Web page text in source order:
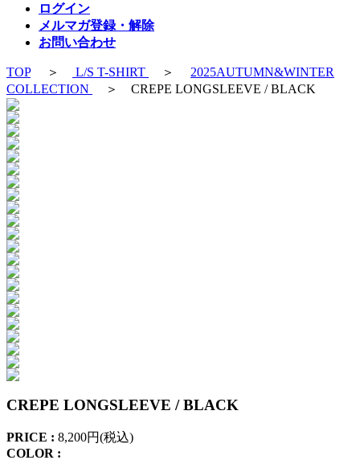
ログイン
メルマガ登録・解除
お問い合わせ
TOP＞ L/S T-SHIRT ＞ 2025AUTUMN&WINTER
COLLECTION
＞ CREPE LONGSLEEVE / BLACK
CREPE LONGSLEEVE / BLACK
PRICE : 8,200円(税込)
COLOR :